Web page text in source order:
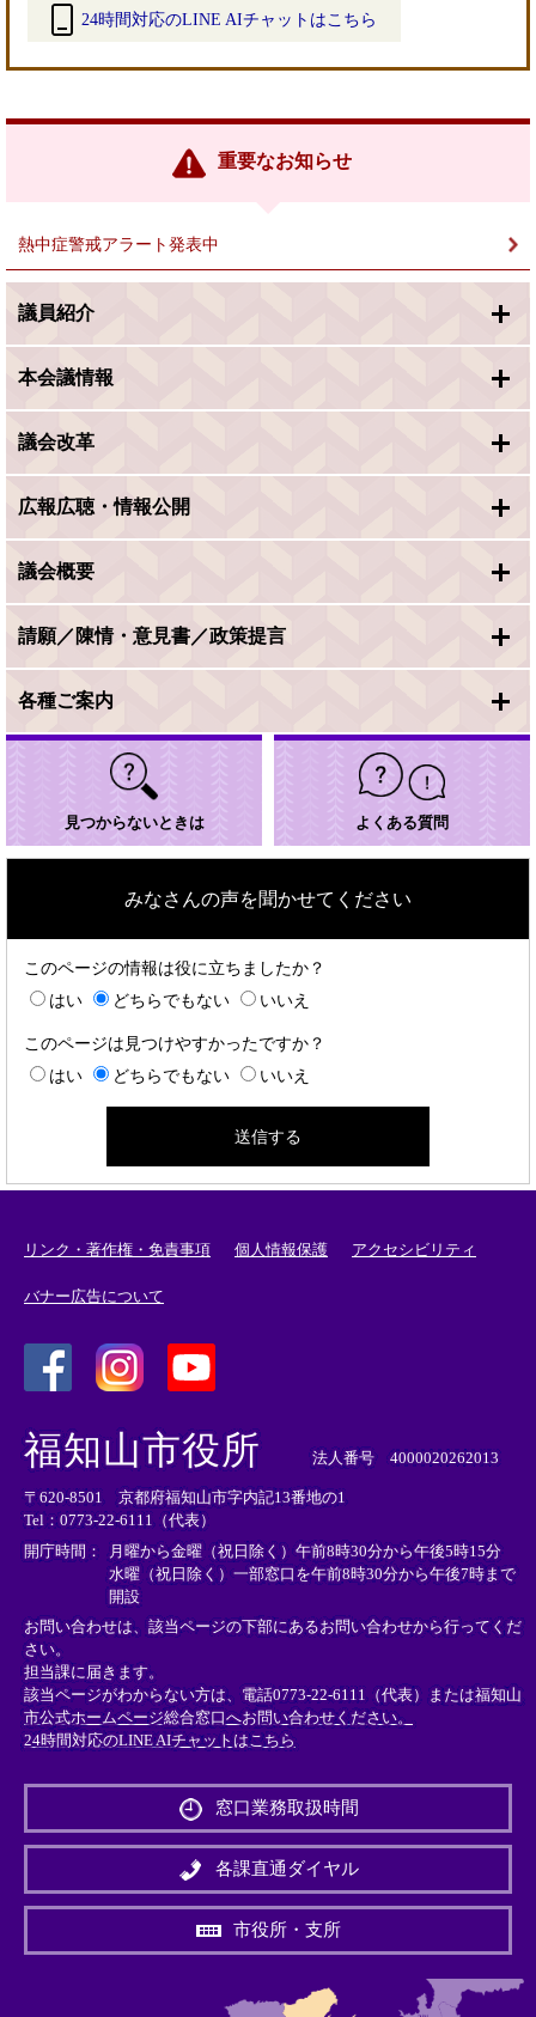
24時間対応のLINE AIチャットはこちら
リ
重要なお知らせ
熱中症警戒アラート発表中
議員紹介
本会議情報
議会改革
広報広聴・情報公開
議会概要
請願／陳情・意見書／政策提言
各種ご案内
見つからないときは よくある質問
みなさんの声を聞かせてください
このページの情報は役に立ちましたか？
はい
どちらでもない いいえ
このページは見つけやすかったですか？
はい
どちらでもない いいえ
リンク・著作権・免責事項 個人情報保護 アクセシビリティ
バナー広告について
外
部
リ
ン
ク
＞
外
リ
ン
ク
＞
外
部
ン
ク
＞
福知山市役所 法人番号 4000020262013
〒620-8501 京都府福知山市字内記13番地の1
Tel：0773-22-6111（代表）
開庁時間：
月曜から金曜（祝日除く）午前8時30分から午後5時15分
水曜（祝日除く）一部窓口を午前8時30分から午後7時まで
開設
お問い合わせは、該当ページの下部にあるお問い合わせから行ってくだ
さい。
担当課に届きます。
該当ページがわからない方は、電話0773-22-6111（代表）または福知山
市公式ホームページ総合窓口へお問い合わせください。
24時間対応のLINE AIチャットはこちら
外
リ
ン
＞
窓口業務取扱時間
各課直通ダイヤル
市役所・支所